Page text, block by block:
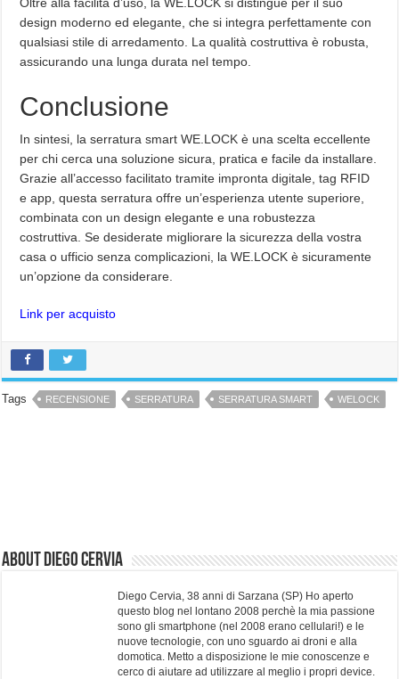
design moderno ed elegante, che si integra perfettamente con
qualsiasi stile di arredamento. La qualità costruttiva è robusta,
assicurando una lunga durata nel tempo.
Conclusione
In sintesi, la serratura smart WE.LOCK è una scelta eccellente
per chi cerca una soluzione sicura, pratica e facile da installare.
Grazie all’accesso facilitato tramite impronta digitale, tag RFID
e app, questa serratura offre un’esperienza utente superiore,
combinata con un design elegante e una robustezza
costruttiva. Se desiderate migliorare la sicurezza della vostra
casa o ufficio senza complicazioni, la WE.LOCK è sicuramente
un’opzione da considerare.
Link per acquisto
Tags RECENSIONE SERRATURA SERRATURA SMART WELOCK
About Diego Cervia
Diego Cervia, 38 anni di Sarzana (SP) Ho aperto
questo blog nel lontano 2008 perchè la mia passione
sono gli smartphone (nel 2008 erano cellulari!) e le
nuove tecnologie, con uno sguardo ai droni e alla
domotica. Metto a disposizione le mie conoscenze e
cerco di aiutare ad utilizzare al meglio i propri device.